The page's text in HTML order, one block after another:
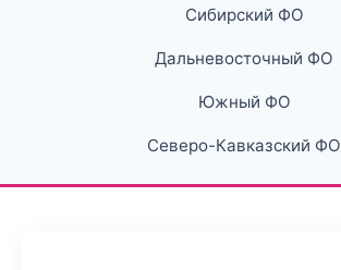
Сибирский ФО
Дальневосточный ФО
Южный ФО
Северо-Кавказский ФО